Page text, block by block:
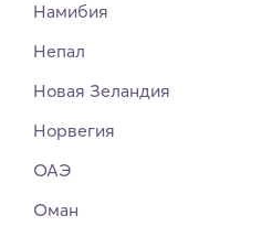
Намибия
Непал
Новая Зеландия
Норвегия
ОАЭ
Оман